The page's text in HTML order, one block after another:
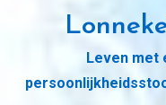
Leven met